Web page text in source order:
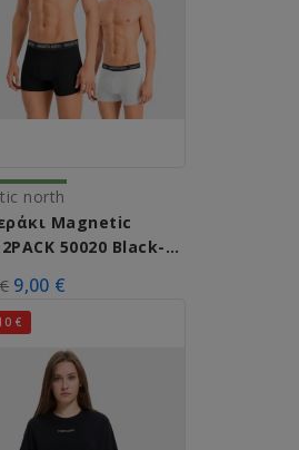
north
Magnetic
50020 Black-
9,00 €
€